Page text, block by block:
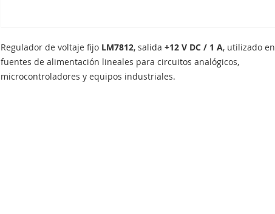
Regulador de voltaje fijo LM7812, salida +12 V DC / 1 A, utilizado en
fuentes de alimentación lineales para circuitos analógicos,
microcontroladores y equipos industriales.